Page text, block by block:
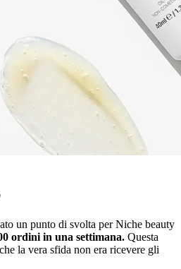
un punto di svolta per Niche beauty
ordini in una settimana. Questa
la vera sfida non era ricevere gli